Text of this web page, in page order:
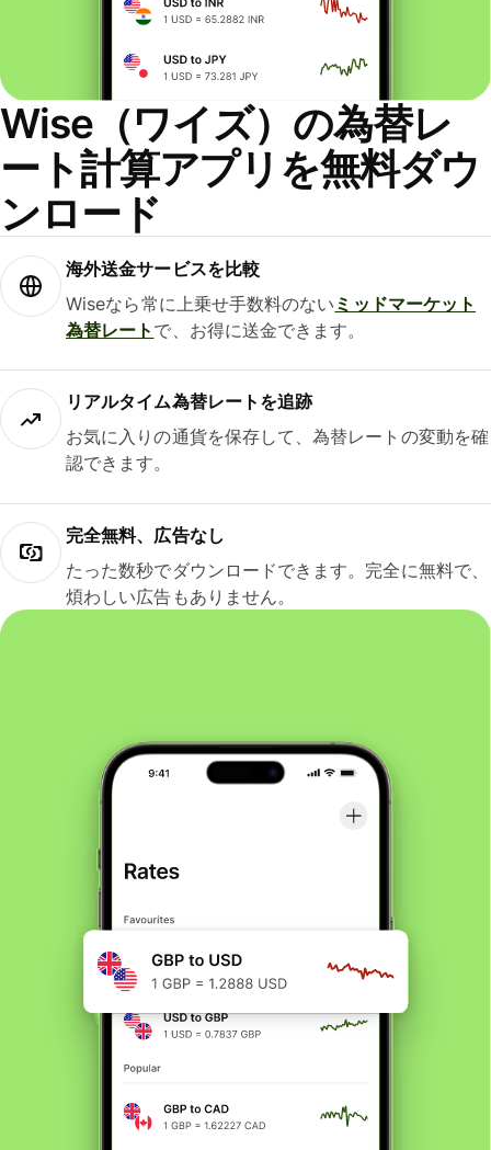
Wise（ワイズ）の為替レ
ート計算アプリを無料ダウ
ンロード
海外送金サービスを比較
Wiseなら常に上乗せ手数料のない ミッドマーケット
為替レート で、お得に送金できます。
リアルタイム為替レートを追跡
お気に入りの通貨を保存して、為替レートの変動を確
認できます。
完全無料、広告なし
たった数秒でダウンロードできます。完全に無料で、
煩わしい広告もありません。